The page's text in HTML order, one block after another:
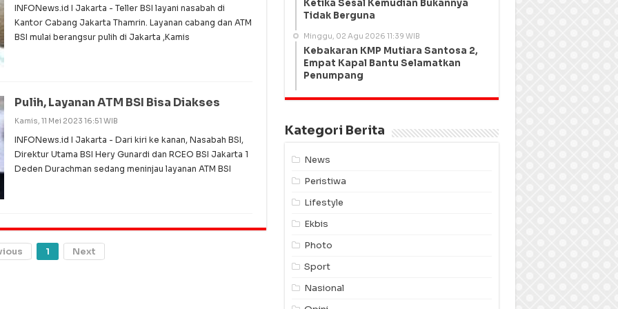
INFONews.id I Jakarta - Teller BSI layani nasabah di
Kantor Cabang Jakarta Thamrin. Layanan cabang dan ATM
BSI mulai berangsur pulih di Jakarta ,Kamis
Pulih, Layanan ATM BSI Bisa Diakses
Kamis, 11 Mei 2023 16:51 WIB
INFONews.id I Jakarta - Dari kiri ke kanan, Nasabah BSI,
Direktur Utama BSI Hery Gunardi dan RCEO BSI Jakarta 1
Deden Durachman sedang meninjau layanan ATM BSI
1 Next
Ketika Sesal Kemudian Bukannya
Tidak Berguna
Minggu, 02 Agu 2026 11:39 WIB
Kebakaran KMP Mutiara Santosa 2,
Empat Kapal Bantu Selamatkan
Penumpang
Kategori Berita
News
Peristiwa
Lifestyle
Ekbis
Photo
Sport
Nasional